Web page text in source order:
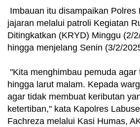
Imbauan itu disampaikan Polres
jajaran melalui patroli Kegiatan
Ditingkatkan (KRYD) Minggu (2/
hingga menjelang Senin (3/2/
"Kita menghimbau pemuda agar
hingga larut malam. Kepada
agar tidak membuat keributan
ketertiban," kata Kapolres
Fachreza melalui Kasi Humas,